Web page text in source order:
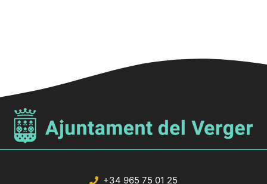
+34 965 75 01 25